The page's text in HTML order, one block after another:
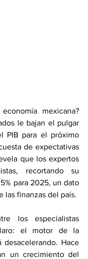
mexicana?
le bajan el pulgar
PIB para el próximo
de expectativas
que los expertos
recortando su
para 2025, un dato
las finanzas del país.
los especialistas
el motor de la
desacelerando. Hace
un crecimiento del